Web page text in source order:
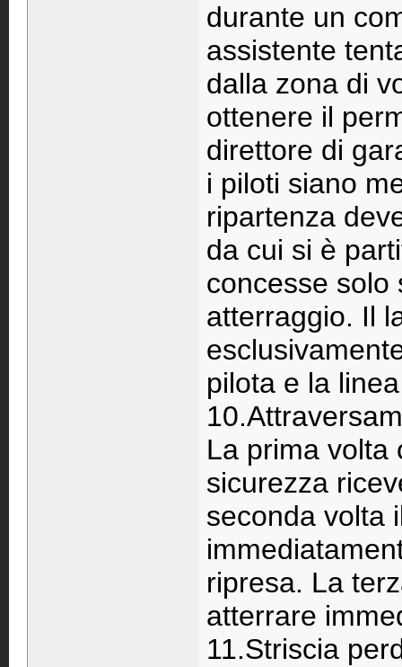
durante un
assistente
dalla zona di
ottenere il
direttore di
i piloti siano
ripartenza
da cui si è
concesse solo
atterraggio. Il
pilota e la
La prima volta
sicurezza
seconda volta
ripresa. La
atterrare
11.Striscia